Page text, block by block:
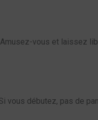
vous et laissez
vous débutez, pas de